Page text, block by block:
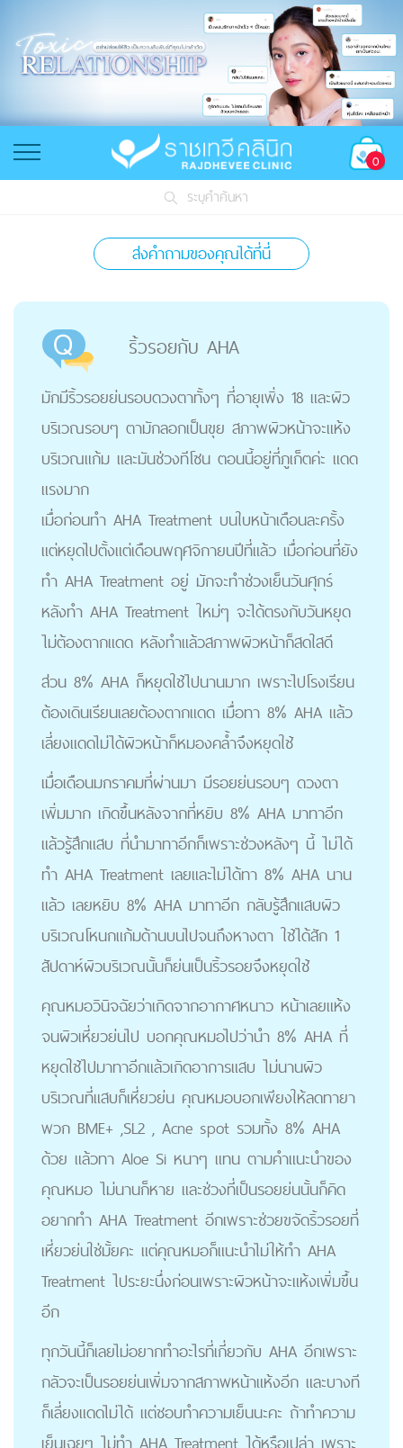
0
ระบุคำค้นหา
ส่งคำถามของคุณได้ที่นี่
ริ้วรอยกับ AHA
มักมีริ้วรอยย่นรอบดวงตาทั้งๆ ที่อายุเพิ่ง 18 และผิว
บริเวณรอบๆ ตามักลอกเป็นขุย สภาพผิวหน้าจะแห้ง
บริเวณแก้ม และมันช่วงทีโซน ตอนนี้อยู่ที่ภูเก็ตค่ะ แดด
แรงมาก
เมื่อก่อนทำ AHA Treatment บนใบหน้าเดือนละครั้ง
แต่หยุดไปตั้งแต่เดือนพฤศจิกายนปีที่แล้ว เมื่อก่อนที่ยัง
ทำ AHA Treatment อยู่ มักจะทำช่วงเย็นวันศุกร์
หลังทำ AHA Treatment ใหม่ๆ จะได้ตรงกับวันหยุด
ไม่ต้องตากแดด หลังทำแล้วสภาพผิวหน้าก็สดใสดี
ส่วน 8% AHA ก็หยุดใช้ไปนานมาก เพราะไปโรงเรียน
ต้องเดินเรียนเลยต้องตากแดด เมื่อทา 8% AHA แล้ว
เลี่ยงแดดไม่ได้ผิวหน้าก็หมองคล้ำจึงหยุดใช้
เมื่อเดือนมกราคมที่ผ่านมา มีรอยย่นรอบๆ ดวงตา
เพิ่มมาก เกิดขึ้นหลังจากที่หยิบ 8% AHA มาทาอีก
แล้วรู้สึกแสบ ที่นำมาทาอีกก็เพราะช่วงหลังๆ นี้ ไม่ได้
ทำ AHA Treatment เลยและไม่ได้ทา 8% AHA นาน
แล้ว เลยหยิบ 8% AHA มาทาอีก กลับรู้สึกแสบผิว
บริเวณโหนกแก้มด้านบนไปจนถึงหางตา ใช้ได้สัก 1
สัปดาห์ผิวบริเวณนั้นก็ย่นเป็นริ้วรอยจึงหยุดใช้
คุณหมอวินิจฉัยว่าเกิดจากอากาศหนาว หน้าเลยแห้ง
จนผิวเหี่ยวย่นไป บอกคุณหมอไปว่านำ 8% AHA ที่
หยุดใช้ไปมาทาอีกแล้วเกิดอาการแสบ ไม่นานผิว
บริเวณที่แสบก็เหี่ยวย่น คุณหมอบอกเพียงให้ลดทายา
พวก BME+ ,SL2 , Acne spot รวมทั้ง 8% AHA
ด้วย แล้วทา Aloe Si หนาๆ แทน ตามคำแนะนำของ
คุณหมอ ไม่นานก็หาย และช่วงที่เป็นรอยย่นนั้นก็คิด
อยากทำ AHA Treatment อีกเพราะช่วยขจัดริ้วรอยที่
เหี่ยวย่นใช่มั้ยคะ แต่คุณหมอก็แนะนำไม่ให้ทำ AHA
Treatment ไประยะนึ่งก่อนเพราะผิวหน้าจะแห้งเพิ่มขึ้น
อีก
ทุกวันนี้ก็เลยไม่อยากทำอะไรที่เกี่ยวกับ AHA อีกเพราะ
กลัวจะเป็นรอยย่นเพิ่มจากสภาพหน้าแห้งอีก และบางที
ก็เลี่ยงแดดไม่ได้ แต่ชอบทำความเย็นนะคะ ถ้าทำความ